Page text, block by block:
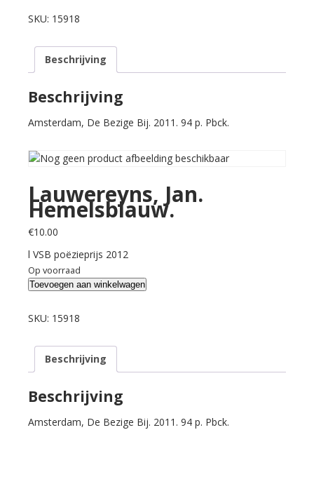
Hemelsblauw.
SKU: 15918
Beschrijving
Beschrijving
Amsterdam, De Bezige Bij. 2011. 94 p. Pbck.
Lauwereyns, Jan.
Hemelsblauw.
€10.00
l VSB poëzieprijs 2012
Op voorraad
Lauwereyns,
Hemelsblauw.
Toevoegen aan winkelwagen
SKU: 15918
Beschrijving
Beschrijving
Amsterdam, De Bezige Bij. 2011. 94 p. Pbck.